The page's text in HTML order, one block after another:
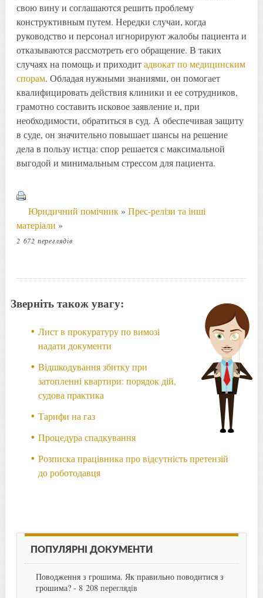
свою вину и соглашаются решить проблему
конструктивным путем. Нередки случаи, когда
руководство и персонал игнорируют жалобы пациента и
отказываются рассмотреть его обращение. В таких
случаях на помощь и приходитадвокат по медицинским
спорам. Обладая нужными знаниями, он помогает
квалифицировать действия клиники и ее сотрудников,
грамотно составить исковое заявление и, при
необходимости, обратиться в суд. А обеспечивая защиту
в суде, он значительно повышает шансы на решение
дела в пользу истца: спор решается с максимальной
выгодой и минимальным стрессом для пациента.
Юридичний помічник» Прес-релізи та інші
матеріали »
2 672 переглядів
Зверніть також увагу:
Лист в прокуратуру по вимозі
надати документи
Відшкодування збитку при
затопленні квартири: порядок дій,
судова практика
Тарифи на газ
Процедура спадкування
Розписка працівника про відсутність претензій
до роботодавця
ПОПУЛЯРНІ ДОКУМЕНТИ
Поводження з грошима. Як правильно поводитися з
грошима?- 8 208 переглядів